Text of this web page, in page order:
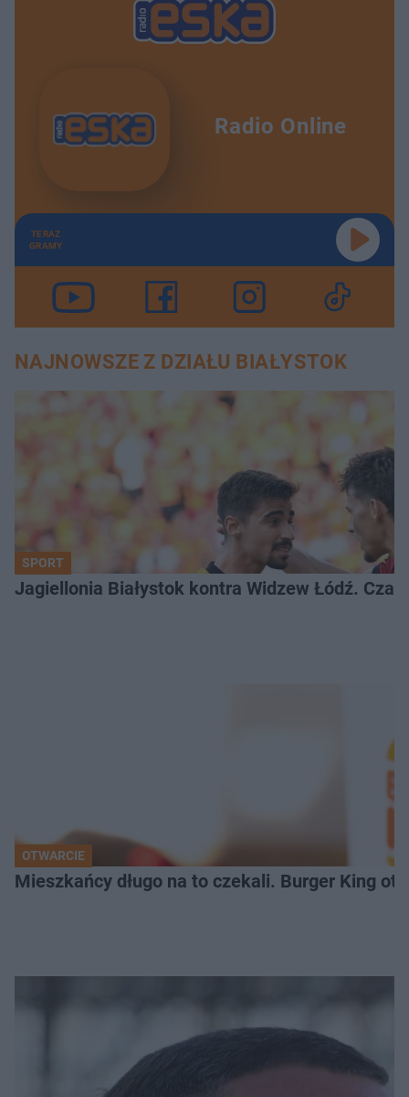
Radio Online
TERAZ
GRAMY
NAJNOWSZE Z DZIAŁU BIAŁYSTOK
SPORT
Jagiellonia Białystok kontra Widzew Łódź.
OTWARCIE
Mieszkańcy długo na to czekali. Burger King